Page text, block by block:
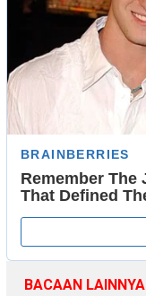
BACAAN LAINNYA